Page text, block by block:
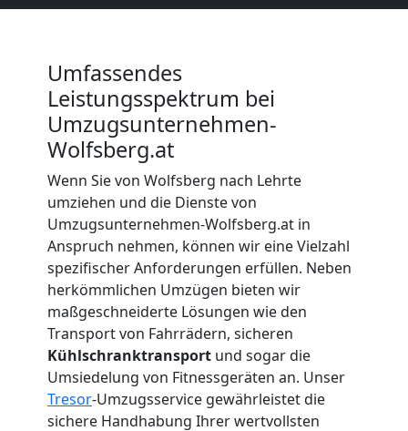
Umfassendes
Leistungsspektrum bei
Umzugsunternehmen-
Wolfsberg.at
Wenn Sie von Wolfsberg nach Lehrte
umziehen und die Dienste von
Umzugsunternehmen-Wolfsberg.at in
Anspruch nehmen, können wir eine Vielzahl
spezifischer Anforderungen erfüllen. Neben
herkömmlichen Umzügen bieten wir
maßgeschneiderte Lösungen wie den
Transport von Fahrrädern, sicheren
Kühlschranktransport und sogar die
Umsiedelung von Fitnessgeräten an. Unser
Tresor-Umzugsservice gewährleistet die
sichere Handhabung Ihrer wertvollsten
Beiladung
Wolfsberg
Mini
Umzug
Wolfsberg
Umzug